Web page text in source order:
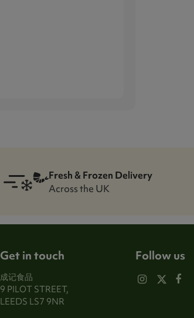
Fresh & Frozen Delivery
Across the UK
Get in touch
成记食品
9 PILOT STREET,
LEEDS LS7 9NR
Follow us